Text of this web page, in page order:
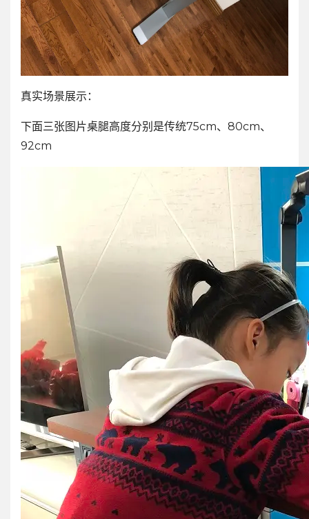
真实场景展示：
下面三张图片桌腿高度分别是传统75cm、80cm、
92cm